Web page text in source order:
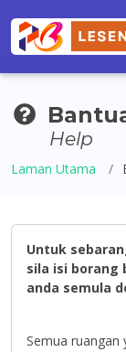
Help
Laman Utama
Untuk
sila isi borang
anda semula
Semua ruangan